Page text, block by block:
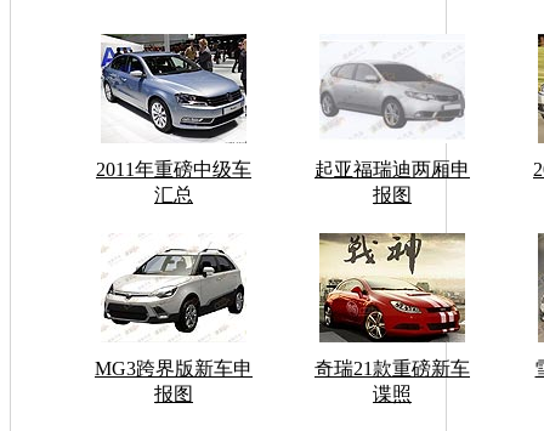
2011年重磅中级车
汇总
起亚福瑞迪两厢申
报图
MG3跨界版新车申
报图
奇瑞21款重磅新车
谍照